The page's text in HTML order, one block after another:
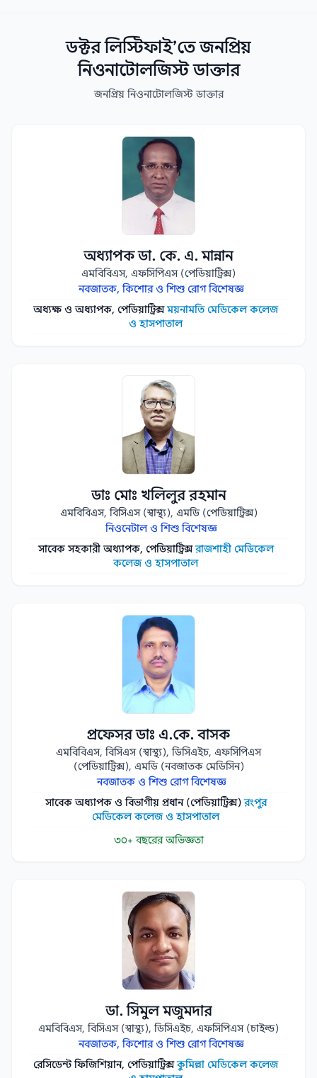
ডক্টর লিস্টিফাই’তে জনপ্রিয়
নিওনাটোলজিস্ট ডাক্তার
জনপ্রিয় নিওনাটোলজিস্ট ডাক্তার
অধ্যাপক ডা. কে. এ. মান্নান
এমবিবিএস, এফসিপিএস (পেডিয়াট্রিক্স)
নবজাতক, কিশোর ও শিশু রোগ বিশেষজ্ঞ
অধ্যক্ষ ও অধ্যাপক, পেডিয়াট্রিক্সময়নামতি মেডিকেল কলেজ
ও হাসপাতাল
ডাঃ মোঃ খলিলুর রহমান
এমবিবিএস, বিসিএস (স্বাস্থ্য), এমডি (পেডিয়াট্রিক্স)
নিওনেটাল ও শিশু বিশেষজ্ঞ
সাবেক সহকারী অধ্যাপক, পেডিয়াট্রিক্সরাজশাহী মেডিকেল
কলেজ ও হাসপাতাল
প্রফেসর ডাঃ এ.কে. বাসক
এমবিবিএস, বিসিএস (স্বাস্থ্য), ডিসিএইচ, এফসিপিএস
(পেডিয়াট্রিক্স), এমডি (নবজাতক মেডিসিন)
নবজাতক ও শিশু রোগ বিশেষজ্ঞ
সাবেক অধ্যাপক ও বিভাগীয় প্রধান (পেডিয়াট্রিক্স)রংপুর
মেডিকেল কলেজ ও হাসপাতাল
৩০+ বছরের অভিজ্ঞতা
ডা. সিমুল মজুমদার
এমবিবিএস, বিসিএস (স্বাস্থ্য), ডিসিএইচ, এফসিপিএস (চাইল্ড)
নবজাতক, কিশোর ও শিশু রোগ বিশেষজ্ঞ
রেসিডেন্ট ফিজিশিয়ান, পেডিয়াট্রিক্সকুমিল্লা মেডিকেল কলেজ